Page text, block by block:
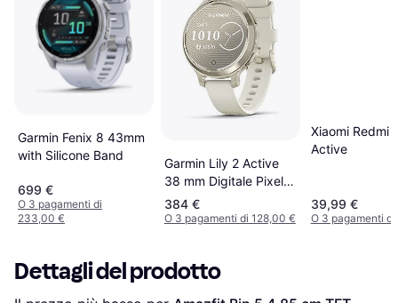
Garmin Fenix 8 43mm
with Silicone Band
699 €
O 3 pagamenti di
233,00 €
Garmin Lily 2 Active
38 mm Digitale Pixel
Touch Screen Beige
384 €
O 3 pagamenti di 128,00 €
Xiaomi Redmi
Active
39,99 €
O 3 pagamenti
Dettagli del prodotto